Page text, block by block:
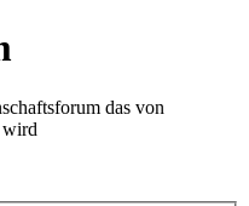
das von
wird